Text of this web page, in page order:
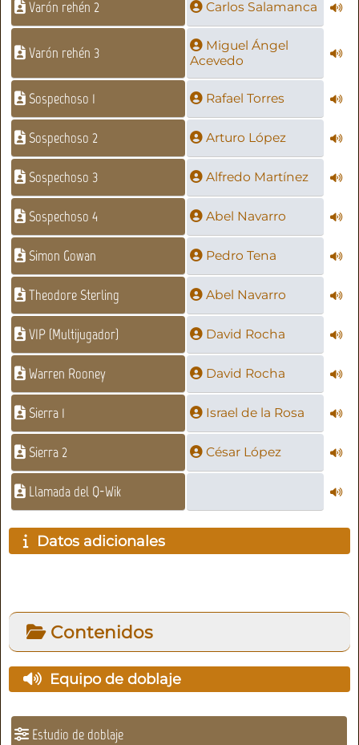
Varón rehén 2 Carlos Salamanca
Varón rehén 3
Miguel Ángel
Acevedo
Sospechoso 1 Rafael Torres
Sospechoso 2 Arturo López
Sospechoso 3 Alfredo Martínez
Sospechoso 4 Abel Navarro
Simon Gowan Pedro Tena
Theodore Sterling Abel Navarro
VIP (Multijugador) David Rocha
Warren Rooney David Rocha
Sierra 1 Israel de la Rosa
Sierra 2 César López
Llamada del Q-Wik
Datos adicionales
Contenidos
Equipo de doblaje
Estudio de doblaje